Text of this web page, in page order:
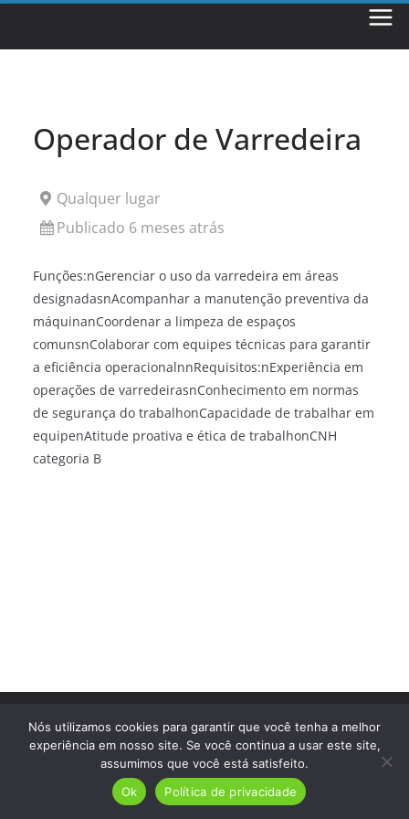
Operador de Varredeira
Qualquer lugar
Publicado 6 meses atrás
Funções:nGerenciar o uso da varredeira em áreas
designadasnAcompanhar a manutenção preventiva da
máquinanCoordenar a limpeza de espaços
comunsnColaborar com equipes técnicas para garantir
a eficiência operacionalnnRequisitos:nExperiência em
operações de varredeirasnConhecimento em normas
de segurança do trabalhonCapacidade de trabalhar em
equipenAtitude proativa e ética de trabalhonCNH
categoria B
reservados.
Nós utilizamos cookies para garantir que você tenha a melhor
experiência em nosso site. Se você continua a usar este site,
assumimos que você está satisfeito.
Ok
Política de privacidade